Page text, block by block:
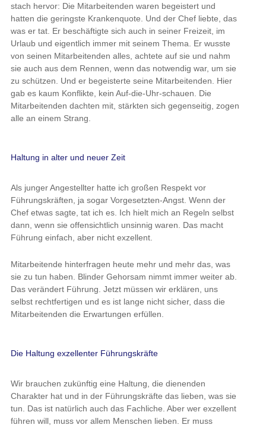
stach hervor: Die Mitarbeitenden waren begeistert und
hatten die geringste Krankenquote. Und der Chef liebte, das
was er tat. Er beschäftigte sich auch in seiner Freizeit, im
Urlaub und eigentlich immer mit seinem Thema. Er wusste
von seinen Mitarbeitenden alles, achtete auf sie und nahm
sie auch aus dem Rennen, wenn das notwendig war, um sie
zu schützen. Und er begeisterte seine Mitarbeitenden. Hier
gab es kaum Konflikte, kein Auf-die-Uhr-schauen. Die
Mitarbeitenden dachten mit, stärkten sich gegenseitig, zogen
alle an einem Strang.
Haltung in alter und neuer Zeit
Als junger Angestellter hatte ich großen Respekt vor
Führungskräften, ja sogar Vorgesetzten-Angst. Wenn der
Chef etwas sagte, tat ich es. Ich hielt mich an Regeln selbst
dann, wenn sie offensichtlich unsinnig waren. Das macht
Führung einfach, aber nicht exzellent.
Mitarbeitende hinterfragen heute mehr und mehr das, was
sie zu tun haben. Blinder Gehorsam nimmt immer weiter ab.
Das verändert Führung. Jetzt müssen wir erklären, uns
selbst rechtfertigen und es ist lange nicht sicher, dass die
Mitarbeitenden die Erwartungen erfüllen.
Die Haltung exzellenter Führungskräfte
Wir brauchen zukünftig eine Haltung, die dienenden
Charakter hat und in der Führungskräfte das lieben, was sie
tun. Das ist natürlich auch das Fachliche. Aber wer exzellent
führen will, muss vor allem Menschen lieben. Er muss